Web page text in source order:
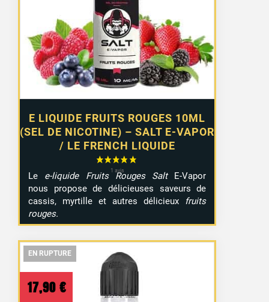
E LIQUIDE FRUITS ROUGES 10ML
(SEL DE NICOTINE) – SALT E-VAPOR
/ LE FRENCH LIQUIDE
Le e-liquide Fruits Rouges SaltE-Vapor
nous propose de délicieuses saveurs de
cassis, myrtille et autres délicieux fruits
rouges.
EN RUPTURE
EN RUPTURE
17,90 €
EN RUPTURE